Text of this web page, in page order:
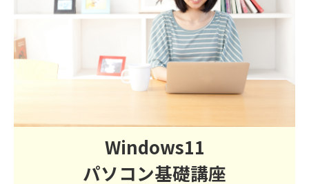
Windows11
パソコン基礎講座